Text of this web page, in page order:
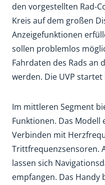
den vorgestellten Rad-
Kreis auf dem großen
Anzeigefunktionen
sollen problemlos
Fahrdaten des Rads an
werden. Die UVP startet
Im mittleren Segment
Funktionen. Das Modell
Verbinden mit
Trittfrequenzsensoren.
lassen sich
empfangen. Das Handy